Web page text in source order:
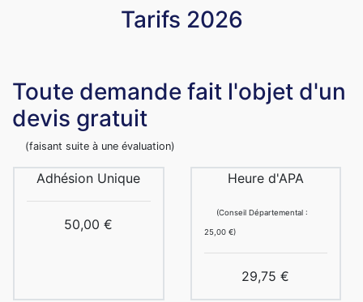
Tarifs 2026
Toute demande fait l'objet d'un
devis gratuit
(faisant suite à une évaluation)
Adhésion Unique
50,00 €
Heure d'APA
(Conseil Départemental :
25,00 €)
29,75 €